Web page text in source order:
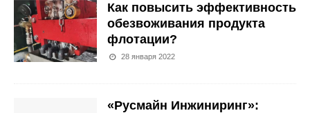
Как повысить эффективность
обезвоживания продукта
флотации?
28 января 2022
«Русмайн Инжиниринг»: